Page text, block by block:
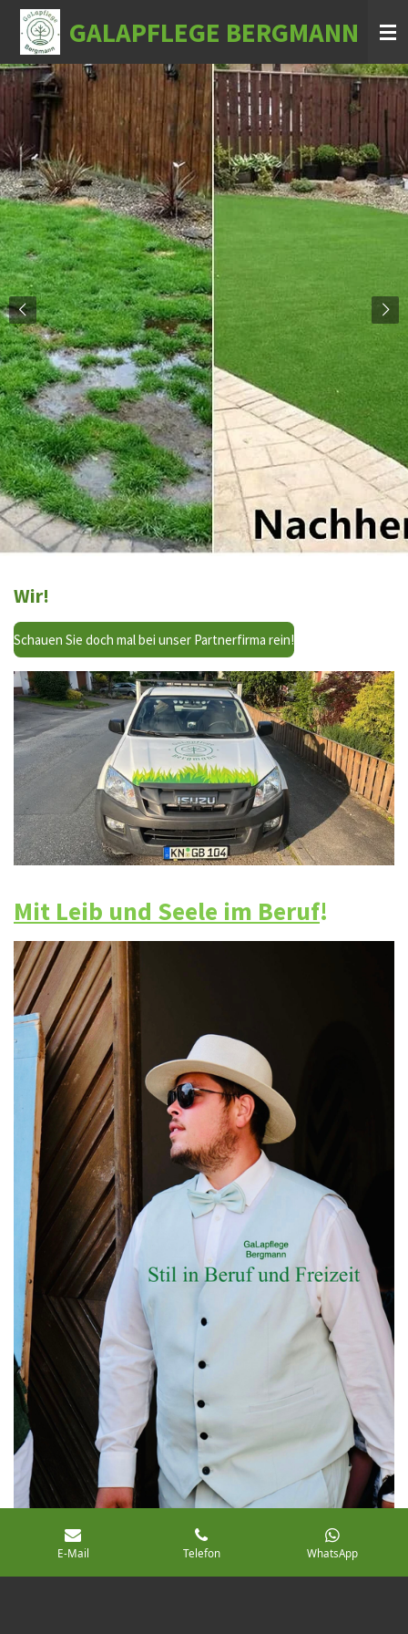
Zum
Hauptinhalt
springen
GALAPFLEGE BERGMANN
Wir!
Schauen Sie doch mal bei unser Partnerfirma rein!
Mit Leib und Seele im Beruf!
© 2023 - 2026 GaLapflege Bergmann
E-Mail Telefon WhatsApp